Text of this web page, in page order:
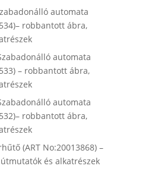
automata
robbantott ábra,
automata
– robbantott ábra,
automata
robbantott ábra,
(ART No:20013868) –
és alkatrészek